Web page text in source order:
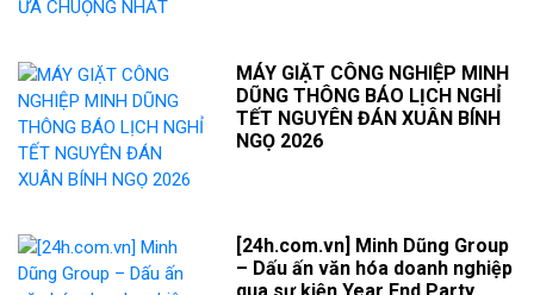
MÁY GIẶT CÔNG NGHIỆP MINH
DŨNG THÔNG BÁO LỊCH NGHỈ
TẾT NGUYÊN ĐÁN XUÂN BÍNH
NGỌ 2026
[24h.com.vn] Minh Dũng Group
– Dấu ấn văn hóa doanh nghiệp